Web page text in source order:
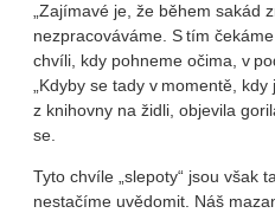
„Zajímavé je, že během sakád
nezpracováváme. S tím
chvíli, kdy pohneme očima, v
„Kdyby se tady v momentě,
z knihovny na židli, objevila
se.
Tyto chvíle „slepoty“ jsou však
nestačíme uvědomit. Náš